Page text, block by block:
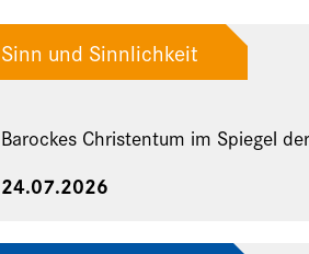
Sinn und Sinnlichkeit
Barockes Christentum im Spiegel
24.07.2026